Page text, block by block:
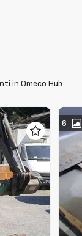
in Omeco Hub
6